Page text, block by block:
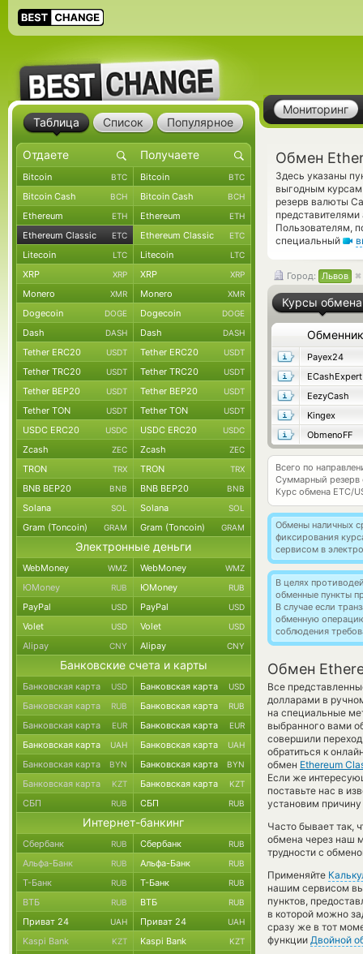
Мониторинг
Обмен
Здесь указаны
выгодным
резерв валюты
Пользователям,
специальный
Город: Львов
Курсы обмена
Обменник
Payex24
ECashExpert
EezyCash
Kingex
ObmenoFF
Всего по
Суммарный резерв
Курс обмена ETC/
Обмены наличных
фиксирования
сервисом в
В целях
обменные пункты
В случае если
обменную
соблюдения
Обмен
Все
долларами в
на специальные
выбранного вами
совершили
обратиться к
обмен Ethereum
Если же
поставьте нас в
установим
Часто бывает так,
обмена через наш
трудности с
Применяйте
нашим сервисом
пунктов,
в которой можно
сразу же в тот
функции Двойной
Таблица Список Популярное
Bitcoin BTC Bitcoin BTC
Bitcoin Cash BCH Bitcoin Cash BCH
Ethereum ETH Ethereum ETH
Ethereum Classic ETC Ethereum Classic ETC
Litecoin LTC Litecoin LTC
XRP XRP XRP XRP
Monero XMR Monero XMR
Dogecoin DOGE Dogecoin DOGE
Dash DASH Dash DASH
Tether ERC20 USDT Tether ERC20 USDT
Tether TRC20 USDT Tether TRC20 USDT
Tether BEP20 USDT Tether BEP20 USDT
Tether TON USDT Tether TON USDT
USDC ERC20 USDC USDC ERC20 USDC
Zcash ZEC Zcash ZEC
TRON TRX TRON TRX
BNB BEP20 BNB BNB BEP20 BNB
Solana SOL Solana SOL
Gram (Toncoin) GRAM Gram (Toncoin) GRAM
Электронные деньги
WebMoney WMZ WebMoney WMZ
ЮMoney RUB ЮMoney RUB
PayPal USD PayPal USD
Volet USD Volet USD
Alipay CNY Alipay CNY
Банковские счета и карты
Банковская карта USD Банковская карта USD
Банковская карта RUB Банковская карта RUB
Банковская карта EUR Банковская карта EUR
Банковская карта UAH Банковская карта UAH
Банковская карта BYN Банковская карта BYN
Банковская карта KZT Банковская карта KZT
СБП RUB СБП RUB
Интернет-банкинг
Сбербанк RUB Сбербанк RUB
Альфа-Банк RUB Альфа-Банк RUB
Т-Банк RUB Т-Банк RUB
ВТБ RUB ВТБ RUB
Приват 24 UAH Приват 24 UAH
Kaspi Bank KZT Kaspi Bank KZT